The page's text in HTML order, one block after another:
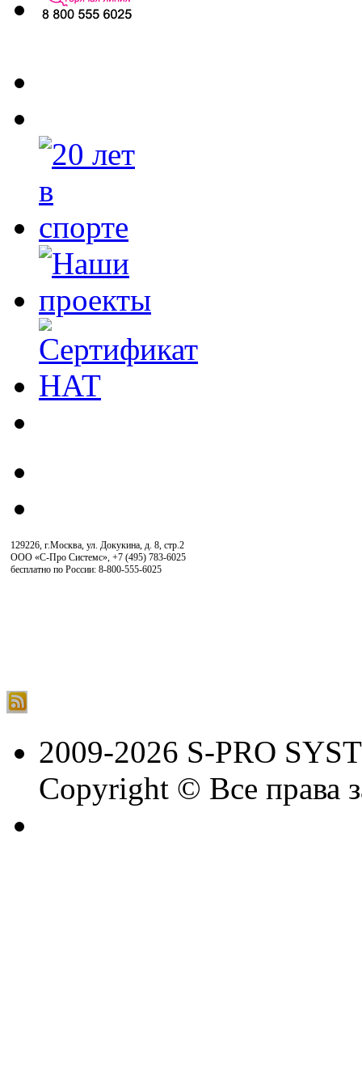
129226, г.Москва, ул. Докукина, д. 8, стр.2
ООО «С-Про Системс», +7 (495) 783-6025
бесплатно по России: 8-800-555-6025
2009-2026 S-PRO
Copyright © Все права